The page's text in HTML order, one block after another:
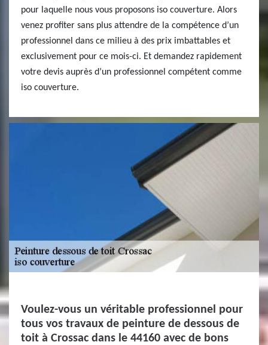
pour laquelle nous vous proposons iso couverture. Alors
venez profiter sans plus attendre de la compétence d’un
professionnel dans ce milieu à des prix imbattables et
exclusivement pour ce mois-ci. Et demandez rapidement
votre devis auprès d’un professionnel compétent comme
iso couverture.
Voulez-vous un véritable professionnel pour
tous vos travaux de peinture de dessous de
toit à Crossac dans le 44160 avec de bons